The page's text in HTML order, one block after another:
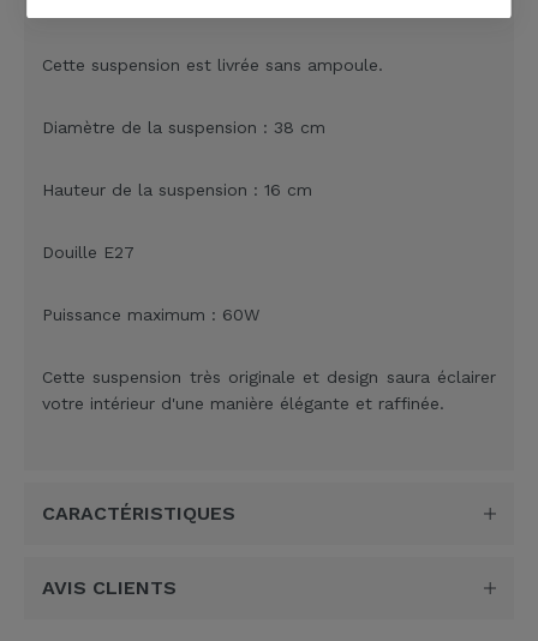
Cette suspension est livrée sans ampoule.
Diamètre de la suspension : 38 cm
Hauteur de la suspension : 16 cm
Douille E27
Puissance maximum : 60W
Cette suspension très originale et design saura éclairer
votre intérieur d'une manière élégante et raffinée.
CARACTÉRISTIQUES
AVIS CLIENTS